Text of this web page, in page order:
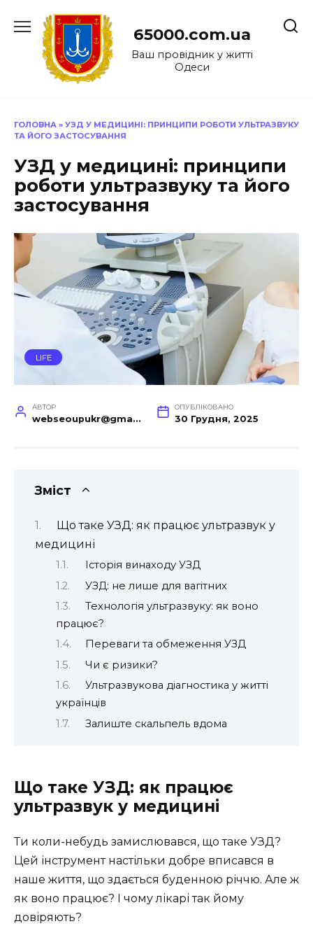
до
65000.com.ua
Ваш провідник у житті
Одеси
ГОЛОВНА » УЗД У МЕДИЦИНІ: ПРИНЦИПИ РОБОТИ УЛЬТРАЗВУКУ
ТА ЙОГО ЗАСТОСУВАННЯ
УЗД у медицині: принципи
роботи ультразвуку та його
застосування
LIFE
АВТОР
webseoupukr@gmail.com
ОПУБЛІКОВАНО
30 Грудня, 2025
Зміст
Що таке УЗД: як працює ультразвук у
медицині
Історія винаходу УЗД
УЗД: не лише для вагітних
Технологія ультразвуку: як воно
працює?
Переваги та обмеження УЗД
Чи є ризики?
Ультразвукова діагностика у житті
українців
Залиште скальпель вдома
Що таке УЗД: як працює
ультразвук у медицині
Ти коли-небудь замислювався, що таке УЗД?
Цей інструмент настільки добре вписався в
наше життя, що здається буденною річчю. Але ж
як воно працює? І чому лікарі так йому
довіряють?